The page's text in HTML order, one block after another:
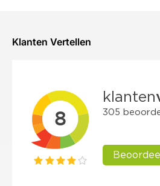
Klanten Vertellen